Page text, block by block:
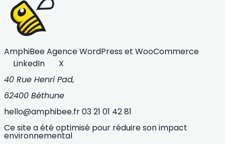
AmphiBeeAgence WordPress et WooCommerce
LinkedIn
X
40 Rue Henri Pad,
62400 Béthune
hello@amphibee.fr03 21 01 42 81
Ce site a été optimisé pour réduire son impact
environnemental